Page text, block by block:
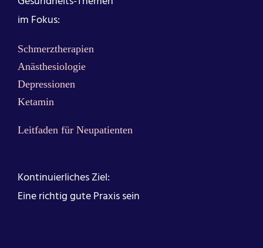
im Fokus:
Schmerztherapien
Anästhesiologie
Depressionen
Ketamin
Leitfaden für Neupatienten
Kontinuierliches Ziel:
Eine richtig gute Praxis sein